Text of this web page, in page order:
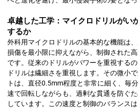
卓越した工学：マイクロドリルがい
するか
外科用マイクロドリルの基本的な機能は
損傷を最小限に抑えながら、制御された
です。従来のドリルがパワーを重視する
ドリルは繊細さを重視します。その微小
トは、直径0.5mm程度と非常に細く、毎
速で回転しながらも、過剰な貫通を防ぐ
しています。この速度と制御のバランス